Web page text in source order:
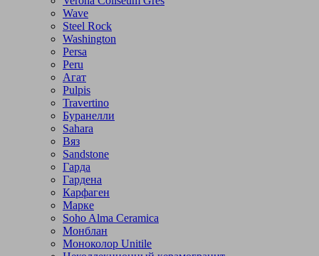
Wave
Steel Rock
Washington
Persa
Peru
Агат
Pulpis
Travertino
Буранелли
Sahara
Вяз
Sandstone
Гарда
Гардена
Карфаген
Марке
Soho Alma Ceramica
Монблан
Моноколор Unitile